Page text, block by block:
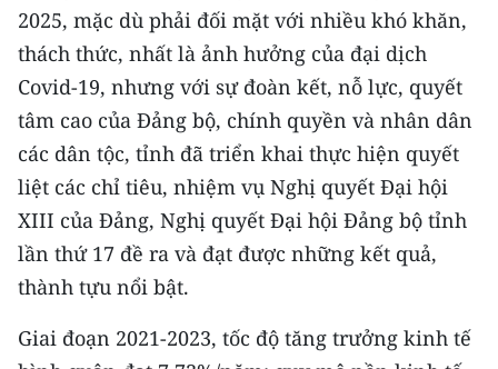
2025, mặc dù phải đối mặt với nhiều khó khăn,
thách thức, nhất là ảnh hưởng của đại dịch
Covid-19, nhưng với sự đoàn kết, nỗ lực, quyết
tâm cao của Đảng bộ, chính quyền và nhân dân
các dân tộc, tỉnh đã triển khai thực hiện quyết
liệt các chỉ tiêu, nhiệm vụ Nghị quyết Đại hội
XIII của Đảng, Nghị quyết Đại hội Đảng bộ tỉnh
lần thứ 17 đề ra và đạt được những kết quả,
thành tựu nổi bật.
Giai đoạn 2021-2023, tốc độ tăng trưởng kinh tế